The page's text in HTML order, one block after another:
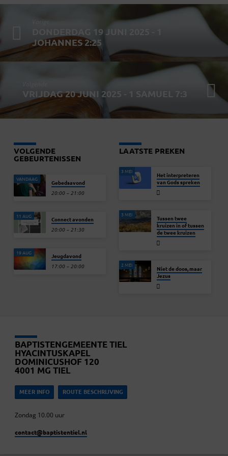
Vorige
DONDERDAG 19 JUNI 2025 - 1
JOHANNES 2:25
VRIJDAG 20 JUNI 2025 - 1 SAMUEL 7:3
VOLGENDE
GEBEURTENISSEN
VANDAAG Gebedsavond
20:00 – 21:00
11 AUG Connect avonden
20:00 – 21:30
19 AUG Jeugdavond
17:00 – 20:00
LAATSTE PREKEN
3 MEI
Het interpreteren
van Gods spreken
3 MEI
Tussen twee
kruizen in of tussen
de twee kruizen
2 MEI
Niet de doos, maar
Jezus
BAPTISTENGEMEENTE TIEL
HYACINTUSKAPEL
DOMINICUSHOF 120
4001 MG TIEL
MEER INFO ROUTE BESCHRIJVING
Zondag 10.00 uur
contact​@baptistentiel.nl